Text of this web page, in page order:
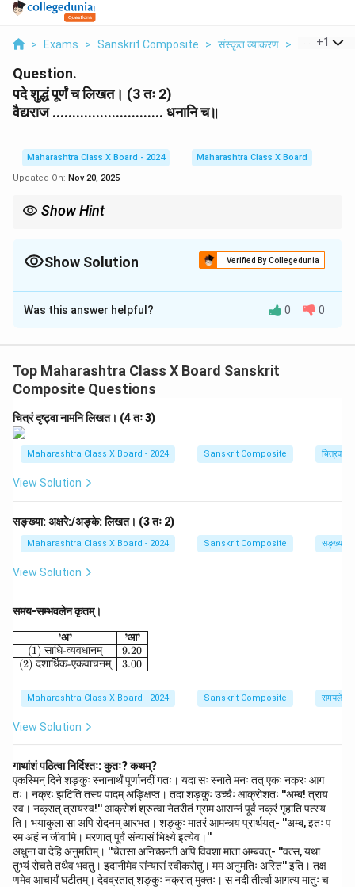
> Exams > Sanskrit Composite > संस्कृत व्याकरण > Pade
+1
Question.
पदे शुद्धं पूर्णं च लिखत। (3 तः 2)
वैद्यराज ............................ धनानि च॥
Maharashtra Class X Board - 2024
Maharashtra Class X Board
Updated On: Nov 20, 2025
Show Hint
Show Solution Verified By Collegedunia
Solution and Explanation
वैद्यराज\underline{निदानं}
निदानंधनानि च॥
Was this answer helpful? 0 0
Top Maharashtra Class X Board Sanskrit
Composite Questions
चित्रं दृष्ट्वा नामनि लिखत। (4 तः 3)
Maharashtra Class X Board - 2024 Sanskrit Composite
View Solution
सङ्ख्या: अक्षरे:/अङ्के: लिखत। (3 तः 2)
Maharashtra Class X Board - 2024 Sanskrit Composite
View Solution
समय-सम्भवलेन कृतम्।
\begin{array}{|c|c|} \hline \textbf{'अ'} & \textbf{'आ'} \\
’अ’
(1) साधि-व्यवधानम्
(2) दशार्धिक-एकवाचनम्
’आ’
9.20
3.00
Maharashtra Class X Board - 2024 Sanskrit Composite
View Solution
गाथांशं पठित्वा निर्दिश्तः: कुतः? कथम्?
एकस्मिन् दिने शङ्कुः स्नानार्थं पूर्णानदीं गतः। यदा सः स्नाते मनः तत् एकः नक्रः आग
तः। नक्रः झटिति तस्य पादम् अङ्क्षिप्त। तदा शङ्कुः उच्चैः आक्रोशतः ''अम्ब! त्राय
स्व। नक्रात् त्रायस्व!'' आक्रोशं श्रुत्वा नेतरीतं ग्राम आसन्नं पूर्वं नक्रं गृहाति पत्स्य
ति। भयाकुला सा अपि रोदनम् आरभत। शङ्कुः मातरं आमन्त्र्य प्रार्थयत्- ''अम्ब, इतः प
रम अहं न जीवामि। मरणात् पूर्वं संन्यासं भिक्ष्ये इत्येव।''
अधुना वा देहि अनुमतिम्। ''चेतसा अनिच्छन्ती अपि विवशा माता अम्बवत्- ''वत्स, यथा
तुभ्यं रोचते तथैव भवतु। इदानीमेव संन्यासं स्वीकरोतु। मम अनुमतिः अस्ति'' इति। तक्ष
णमेव आचार्यं घटीतम्। देवव्रतात् शङ्कुः नक्रात् मुक्तः। स नदी तीर्त्वा आगत्य मातुः च